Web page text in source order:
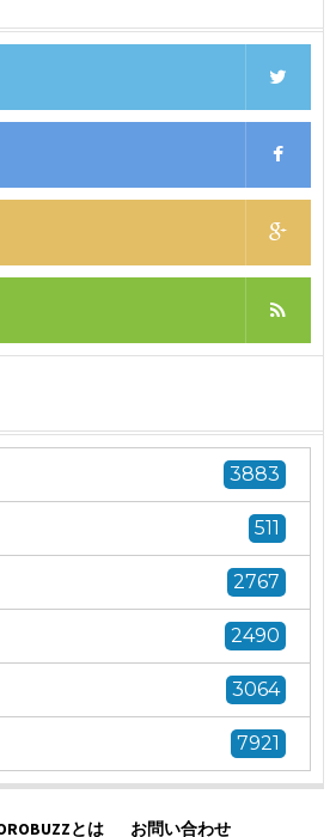
3883
511
2767
2490
3064
7921
とは お問い合わせ